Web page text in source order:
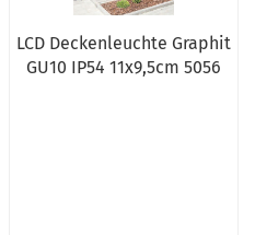
LCD Deckenleuchte Graphit
GU10 IP54 11x9,5cm 5056